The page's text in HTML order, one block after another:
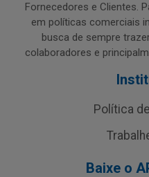
Fornecedores e Clientes.
em políticas comerciais
busca de sempre
colaboradores e
Política
Baixe o